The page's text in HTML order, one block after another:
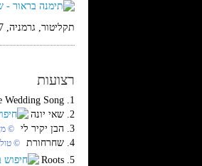
תקליטור, גרמניה, 1997, Blue Flame Records, 398 50132, סטריאו
רצועות
1. Yemenite Wedding Song
2. שאי יונה
3. הבן יקיר לי
©
4. שחרחורת ©
5. Roots